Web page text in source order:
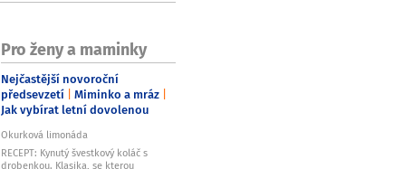
Pro ženy a maminky
Nejčastější novoroční
předsevzetí Miminko a mráz
Jak vybírat letní dovolenou
Okurková limonáda
RECEPT: Kynutý švestkový koláč s
drobenkou. Klasika, se kterou